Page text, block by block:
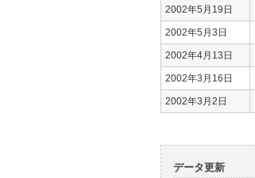
2002年5月19日
2002年5月3日
2002年4月13日
2002年3月16日
2002年3月2日
データ更新